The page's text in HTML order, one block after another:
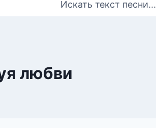
Искать текст песни...
любви